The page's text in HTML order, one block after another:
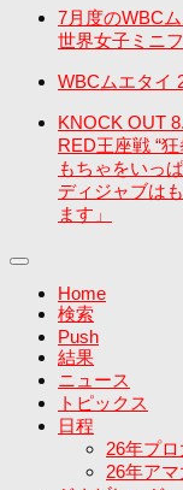
7月度のWBC
世界女子ミニ
WBCムエタイ
KNOCK OUT
RED王座戦 “
もちゃをいっ
ディジャブは
ます」
Home
検索
Push
結果
ニュース
トピックス
日程
26年プ
26年ア